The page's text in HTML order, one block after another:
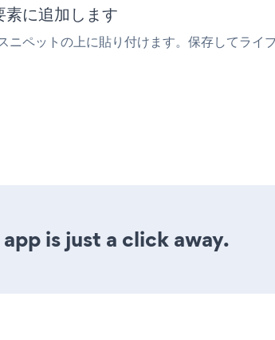
に追加します
ペットの上に貼り付けます。保存してライ
is just a click away.